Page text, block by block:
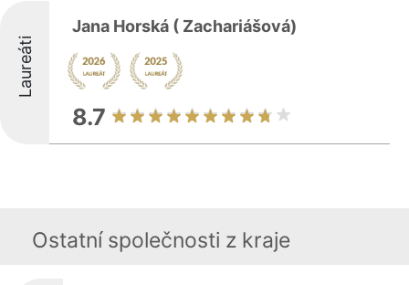
Laureáti
Jana Horská ( Zachariášová)
8.7
Ostatní společnosti z kraje